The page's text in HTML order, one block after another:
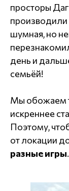
просторы
производили
шумная, но
день и
семьёй!
Мы обожаем
искреннее
Поэтому,
от локации
разные игры.